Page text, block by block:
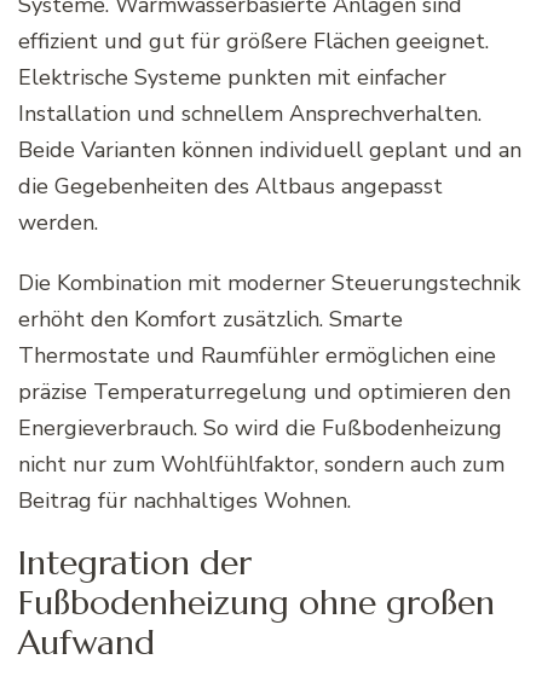
effizient und gut für größere Flächen geeignet.
Elektrische Systeme punkten mit einfacher
Installation und schnellem Ansprechverhalten.
Beide Varianten können individuell geplant und an
die Gegebenheiten des Altbaus angepasst
werden.
Die Kombination mit moderner Steuerungstechnik
erhöht den Komfort zusätzlich. Smarte
Thermostate und Raumfühler ermöglichen eine
präzise Temperaturregelung und optimieren den
Energieverbrauch. So wird die Fußbodenheizung
nicht nur zum Wohlfühlfaktor, sondern auch zum
Beitrag für nachhaltiges Wohnen.
Integration der
Fußbodenheizung ohne großen
Aufwand